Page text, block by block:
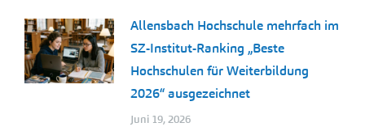
Allensbach Hochschule mehrfach im
SZ-Institut-Ranking „Beste
Hochschulen für Weiterbildung
2026“ ausgezeichnet
Juni 19, 2026